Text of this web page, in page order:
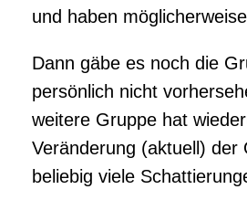
und haben
Dann gäbe es noch die
persönlich nicht
weitere Gruppe hat
Veränderung (aktuell) der
beliebig viele